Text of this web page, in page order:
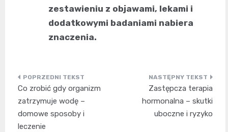
zestawieniu z objawami, lekami i
dodatkowymi badaniami nabiera
znaczenia.
Nawigacja
wpisu
Co zrobić gdy organizm
zatrzymuje wodę –
domowe sposoby i
leczenie
Zastępcza terapia
hormonalna – skutki
uboczne i ryzyko